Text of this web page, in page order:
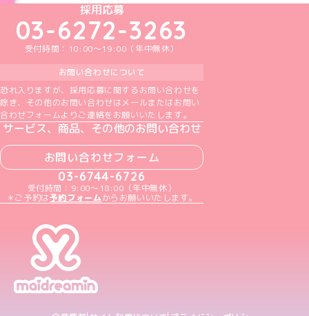
めいどりーみんTikTok公式アカウント
めいどりーみんX公式アカウント
めいどりーみんInstagram公式アカウント
めいどりーみんFacebook公式アカウン
めいどりーみんYouTube公式アカ
採用応募
03-6272-3263
受付時間：10:00～19:00（年中無休）
お問い合わせについて
恐れ入りますが、採用応募に関するお問い合わせを
除き、その他のお問い合わせはメールまたはお問い
合わせフォームよりご連絡をお願いいたします。
サービス、商品、その他のお問い合わせ
お問い合わせフォーム
03-6744-6726
受付時間：9:00～18:00（年中無休）
＊ご予約は予約フォームからお願いいたします。